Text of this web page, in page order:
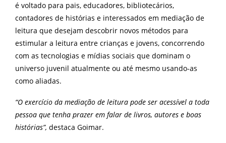
é voltado para pais, educadores, bibliotecários,
contadores de histórias e interessados em mediação de
leitura que desejam descobrir novos métodos para
estimular a leitura entre crianças e jovens, concorrendo
com as tecnologias e mídias sociais que dominam o
universo juvenil atualmente ou até mesmo usando-as
como aliadas.
“O exercício da mediação de leitura pode ser acessível a toda
pessoa que tenha prazer em falar de livros, autores e boas
histórias”, destaca Goimar.